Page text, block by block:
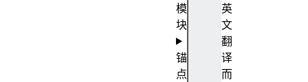
英
文
翻
译
而
模
块
锚
点